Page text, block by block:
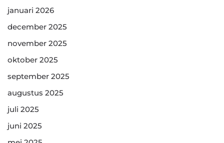
januari 2026
december 2025
november 2025
oktober 2025
september 2025
augustus 2025
juli 2025
juni 2025